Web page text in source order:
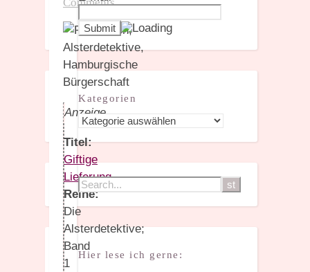
Anzeige
Titel:
Giftige
Lieferung
Reihe:
Die
Alsterdetektive;
Band
1
Kategorien
Kategorien
Hier lese ich gerne: